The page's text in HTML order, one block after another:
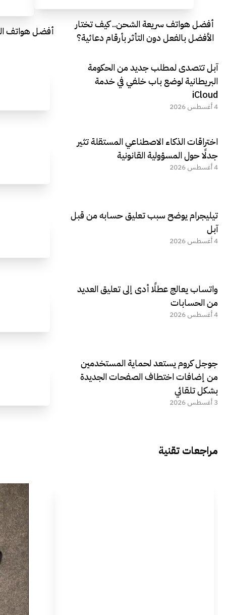
أفضل هواتف سريعة الشحن.. كيف تختار
الأفضل بالفعل دون التأثر بأرقام دعائية؟
أفضل هواتف
آبل تتصدى لمطلب جديد من الحكومة
البريطانية لوضع باب خلفي في خدمة
iCloud
4 أغسطس 2026
اختراقات الذكاء الاصطناعي المستقلة تثير
جدلًا حول المسؤولية القانونية
4 أغسطس 2026
تيليجرام يوضح سبب تعليق حسابه من قبل
آبل
4 أغسطس 2026
واتساب يعالج عطلًا أدى إلى تعليق العديد
من الحسابات
4 أغسطس 2026
جوجل كروم يستعد لحماية المستخدمين
من إضافات اختطاف الصفحات الجديدة
بشكل تلقائي
3 أغسطس 2026
مراجعات تقنية